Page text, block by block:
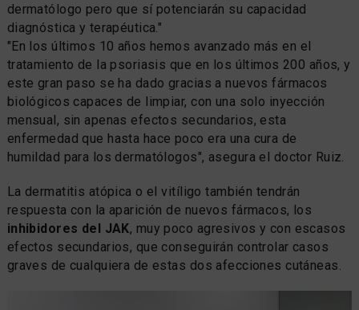
dermatólogo pero que sí potenciarán su capacidad
diagnóstica y terapéutica."
"En los últimos 10 años hemos avanzado más en el
tratamiento de la psoriasis que en los últimos 200 años, y
este gran paso se ha dado gracias a nuevos fármacos
biológicos capaces de limpiar, con una solo inyección
mensual, sin apenas efectos secundarios, esta
enfermedad que hasta hace poco era una cura de
humildad para los dermatólogos", asegura el doctor Ruiz.
La dermatitis atópica o el vitíligo también tendrán
respuesta con la aparición de nuevos fármacos, los
inhibidores del JAK, muy poco agresivos y con escasos
efectos secundarios, que conseguirán controlar casos
graves de cualquiera de estas dos afecciones cutáneas.